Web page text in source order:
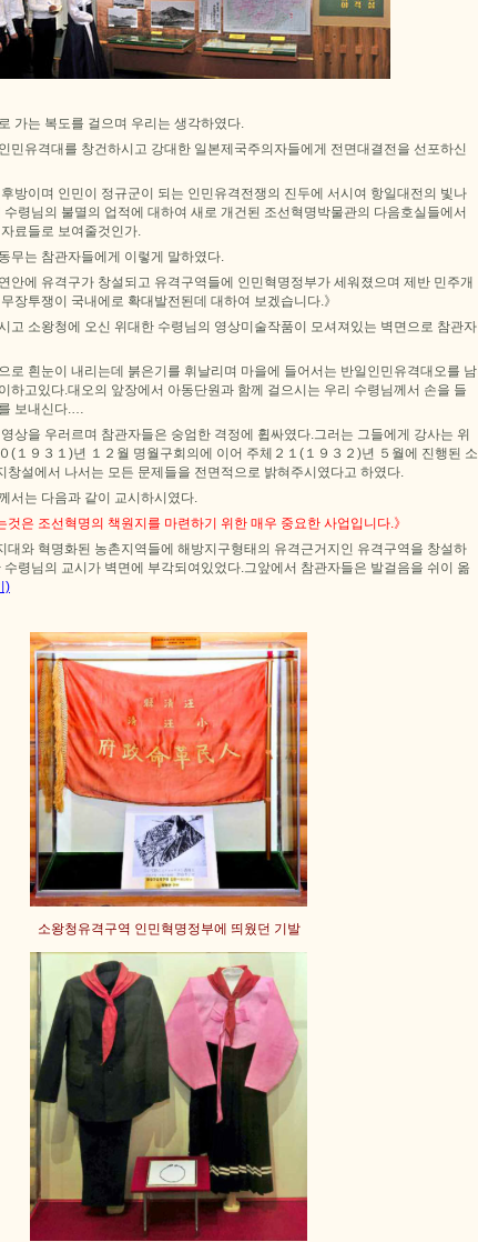
가는 복도를 걸으며 우리는 생각하였다.
민유격대를 창건하시고 강대한 일본제국주의자들에게 전면대결전을 선포하신
방이며 인민이 정규군이 되는 인민유격전쟁의 진두에 서시여 항일대전의 빛나
령님의 불멸의 업적에 대하여 새로 개건된 조선혁명박물관의 다음호실들에서
료들로 보여줄것인가.
무는 참관자들에게 이렇게 말하였다.
안에 유격구가 창설되고 유격구역들에 인민혁명정부가 세워졌으며 제반 민주개
장투쟁이 국내에로 확대발전된데 대하여 보겠습니다.》
고 소왕청에 오신 위대한 수령님의 영상미술작품이 모셔져있는 벽면으로 참관자
로 흰눈이 내리는데 붉은기를 휘날리며 마을에 들어서는 반일인민유격대오를 남
하고있다.대오의 앞장에서 아동단원과 함께 걸으시는 우리 수령님께서 손을 들
보내신다.…
상을 우러르며 참관자들은 숭엄한 격정에 휩싸였다.그러는 그들에게 강사는 위
(１９３１)년 １２월 명월구회의에 이어 주체２１(１９３２)년 ５월에 진행된 소
창설에서 나서는 모든 문제들을 전면적으로 밝혀주시였다고 하였다.
서는 다음과 같이 교시하시였다.
것은 조선혁명의 책원지를 마련하기 위한 매우 중요한 사업입니다.》
대와 혁명화된 농촌지역들에 해방지구형태의 유격근거지인 유격구역을 창설하
령님의 교시가 벽면에 부각되여있었다.그앞에서 참관자들은 발걸음을 쉬이 옮
)
소왕청유격구역 인민혁명정부에 띄웠던 기발